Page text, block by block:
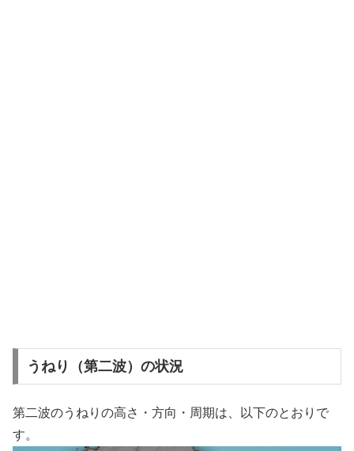
うねり（第二波）の状況
第二波のうねりの高さ・方向・周期は、以下のとおりで
す。